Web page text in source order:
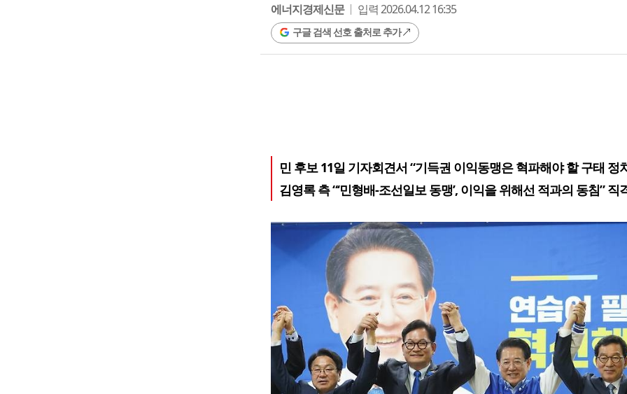
에너지경제신문
입력 2026.04.12 16:35
구글 검색 선호 출처로 추가
민 후보 11일 기자회견서 “기득권 이익동맹은 혁파해야 할 구태 정
김영록 측 “‘민형배-조선일보 동맹’, 이익을 위해선 적과의 동침” 직